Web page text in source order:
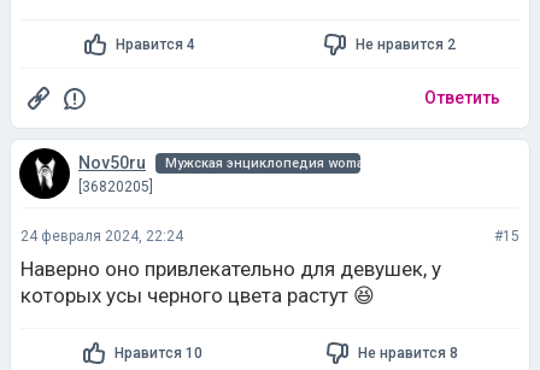
Нравится 4 Не нравится 2
Ответить
Nov50ru Мужская энциклопедия woman
[36820205]
24 февраля 2024, 22:24 #15
Наверно оно привлекательно для девушек, у
которых усы черного цвета растут 😆
Нравится 10 Не нравится 8